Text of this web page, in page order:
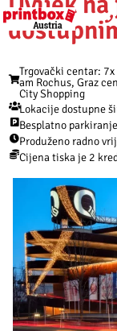
Trgovački centar:
am Rochus, Graz
City Shopping
Lokacije dostupne
Besplatno
Produženo radno
Cijena tiska je 2